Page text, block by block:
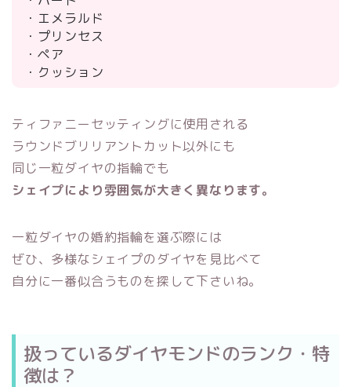
・エメラルド
・プリンセス
・ペア
・クッション
ティファニーセッティングに使用される
ラウンドブリリアントカット以外にも
同じ一粒ダイヤの指輪でも
シェイプにより雰囲気が大きく異なります。
一粒ダイヤの婚約指輪を選ぶ際には
ぜひ、多様なシェイプのダイヤを見比べて
自分に一番似合うものを探して下さいね。
扱っているダイヤモンドのランク・特
徴は？